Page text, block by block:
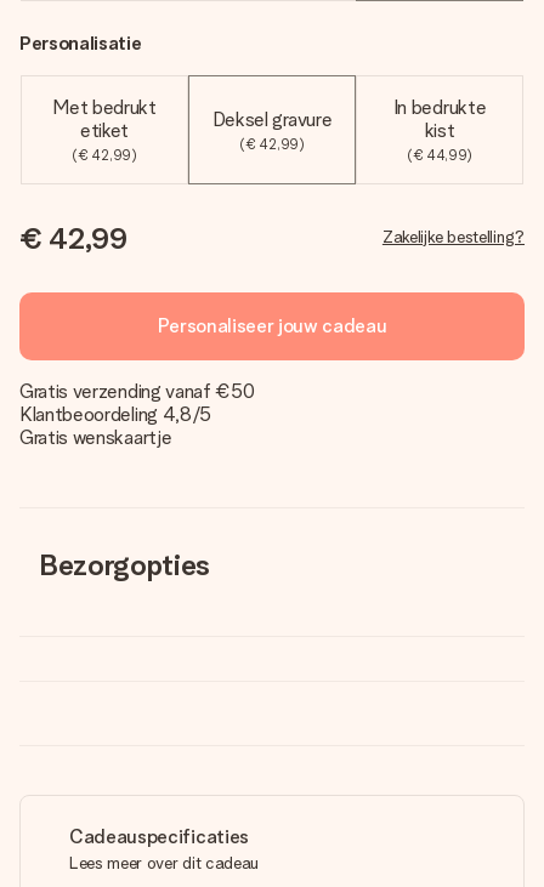
Personalisatie
Met bedrukt
etiket
(€ 42,99)
Deksel gravure
(€ 42,99)
In bedrukte
kist
(€ 44,99)
€ 42,99 Zakelijke bestelling?
Personaliseer jouw cadeau
Gratis verzending vanaf €50
Klantbeoordeling 4,8/5
Gratis wenskaartje
Bezorgopties
Cadeauspecificaties
Lees meer over dit cadeau